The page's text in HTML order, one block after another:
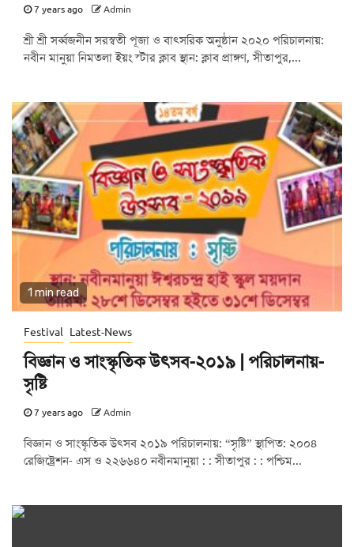
7 years ago Admin
শ্রী শ্রী সর্ব্বজনীন সরস্বতী পূজা ও বাৎসরিক অনুষ্ঠান ২০২০ পরিচালনায়:
নবীন মানুয়া নিমতলা ইয়ং স্টার ক্লাব স্থান: ক্লাব প্রাঙ্গণ, সীতাপুর,...
1 min read
Festival Latest-News
বিজ্ঞান ও সাংস্কৃতিক উৎসব-২০১৯ | পরিচালনায়-
সৃষ্টি
7 years ago Admin
বিজ্ঞান ও সাংস্কৃতিক উৎসব ২০১৯ পরিচালনায়: “সৃষ্টি” স্থাপিত: ২০০৪
রেজিষ্ট্রেশন- এস ও ২২৬৬৪০ নবীনমানুয়া : : সীতাপুর : : পশ্চিম...